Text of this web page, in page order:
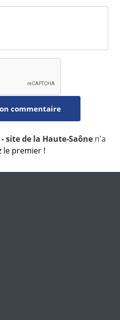
site de la Haute-Saône n'a
le premier !